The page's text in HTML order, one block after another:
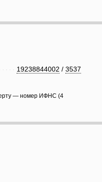
19238844002 / 3537
— номер ИФНС (4